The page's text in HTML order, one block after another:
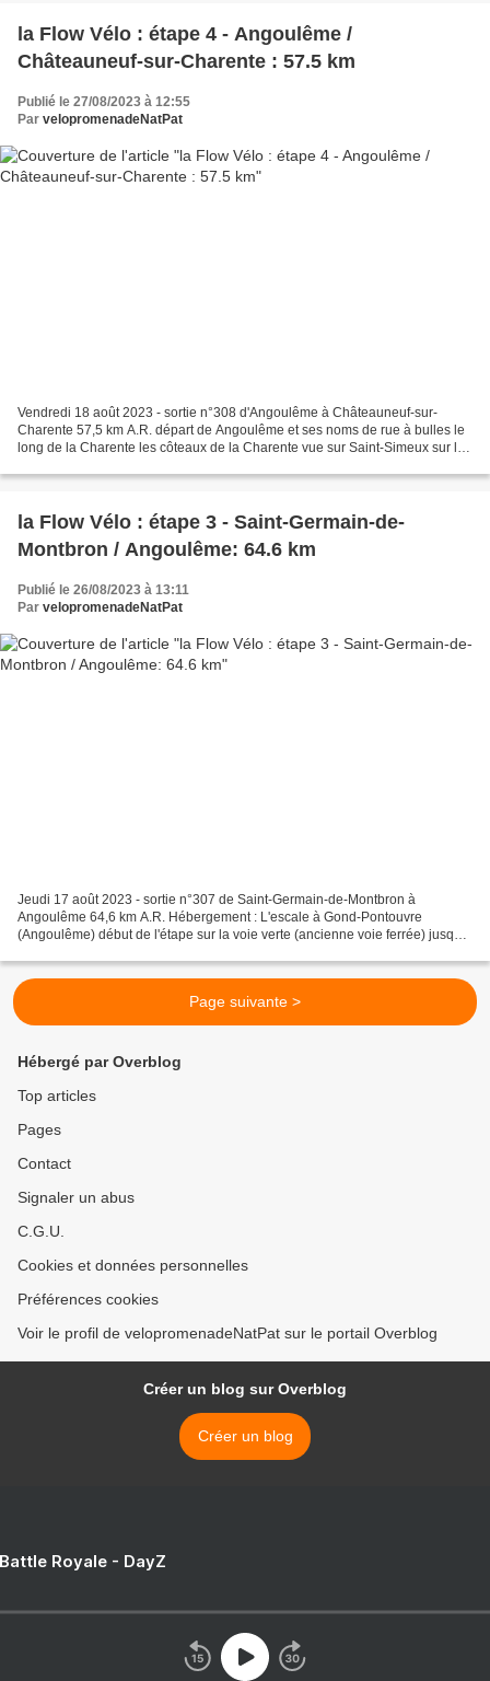
la Flow Vélo : étape 4 - Angoulême /
Châteauneuf-sur-Charente : 57.5 km
Publié le 27/08/2023 à 12:55
Par velopromenadeNatPat
Vendredi 18 août 2023 - sortie n°308 d'Angoulême à Châteauneuf-sur-
Charente 57,5 km A.R. départ de Angoulême et ses noms de rue à bulles le
long de la Charente les côteaux de la Charente vue sur Saint-Simeux sur la
la Flow Vélo : étape 3 - Saint-Germain-de-
Montbron / Angoulême: 64.6 km
Publié le 26/08/2023 à 13:11
Par velopromenadeNatPat
Jeudi 17 août 2023 - sortie n°307 de Saint-Germain-de-Montbron à
Angoulême 64,6 km A.R. Hébergement : L'escale à Gond-Pontouvre
(Angoulême) début de l'étape sur la voie verte (ancienne voie ferrée) jusqu'à
Page suivante >
Hébergé par Overblog
Top articles
Pages
Contact
Signaler un abus
C.G.U.
Cookies et données personnelles
Préférences cookies
Voir le profil de velopromenadeNatPat sur le portail Overblog
Créer un blog sur Overblog
Créer un blog
Royale - DayZ